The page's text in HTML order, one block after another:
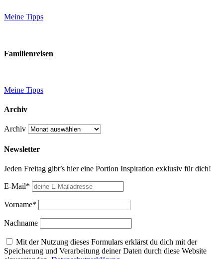
Meine Tipps
Familienreisen
Meine Tipps
Archiv
Archiv
Newsletter
Jeden Freitag gibt’s hier eine Portion Inspiration exklusiv für dich!
E-Mail*
Vorname*
Nachname
Mit der Nutzung dieses Formulars erklärst du dich mit der
Speicherung und Verarbeitung deiner Daten durch diese Website